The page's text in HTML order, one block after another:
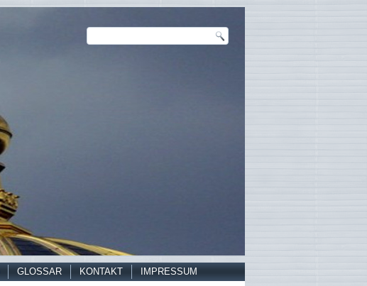
GLOSSAR KONTAKT
IMPRESSUM